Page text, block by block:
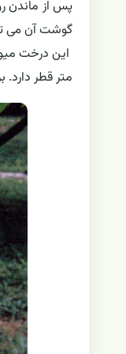
پس از ماندن
گوشت آن می
متر قطر دارد. برگها بیضی و